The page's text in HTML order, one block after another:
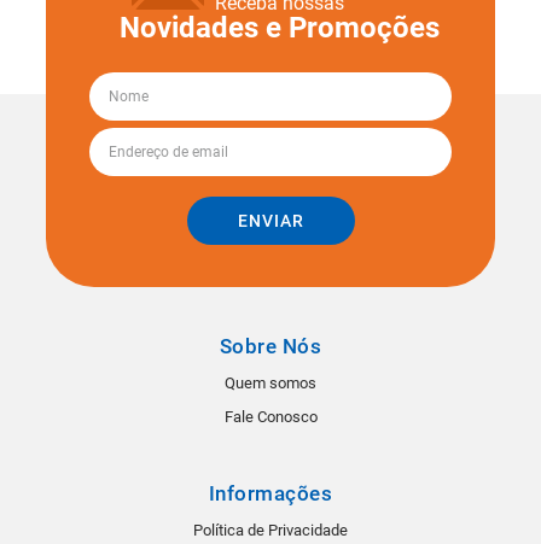
Novidades e Promoções
ENVIAR
Sobre Nós
Quem somos
Fale Conosco
Informações
Política de Privacidade